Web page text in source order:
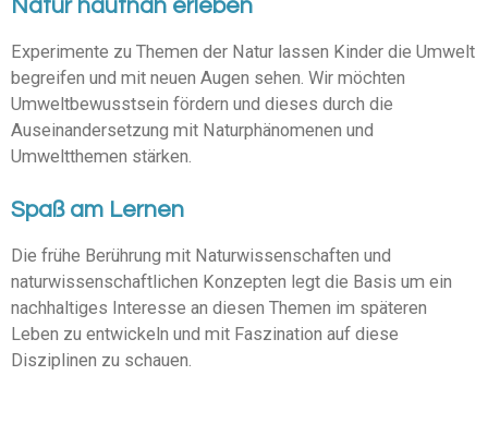
Natur hautnah erleben
Experimente zu Themen der Natur lassen Kinder die Umwelt
begreifen und mit neuen Augen sehen. Wir möchten
Umweltbewusstsein fördern und dieses durch die
Auseinandersetzung mit Naturphänomenen und
Umweltthemen stärken.
Spaß am Lernen
Die frühe Berührung mit Naturwissenschaften und
naturwissenschaftlichen Konzepten legt die Basis um ein
nachhaltiges Interesse an diesen Themen im späteren
Leben zu entwickeln und mit Faszination auf diese
Disziplinen zu schauen.